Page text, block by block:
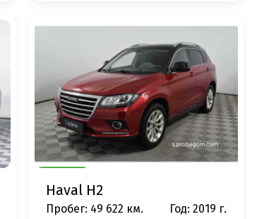
Haval H2
Пробег: 49 622 км. Год: 2019 г.